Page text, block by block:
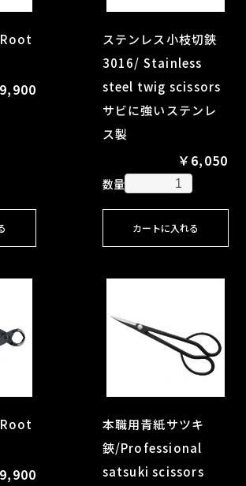
ステンレス小枝切鋏
3016/ Stainless
steel twig scissors
サビに強いステンレ
ス製
￥6,050
数量
カートに入れる
本職用青紙サツキ
鋏/Professional
satsuki scissors